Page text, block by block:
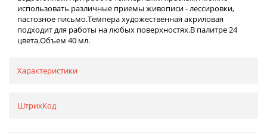
использовать различные приемы живописи - лессировки,
пастозное письмо.Темпера художественная акриловая
подходит для работы на любых поверхностях.В палитре 24
цвета.Объем 40 мл.
Характеристики
ШтрихКод